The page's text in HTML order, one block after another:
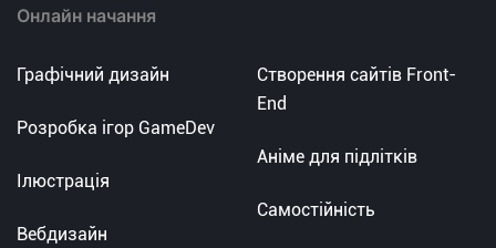
Онлайн начання
Графічний дизайн
Розробка ігор GameDev
Ілюстрація
Вебдизайн
Створення сайтів Front-
End
Аніме для підлітків
Самостійність